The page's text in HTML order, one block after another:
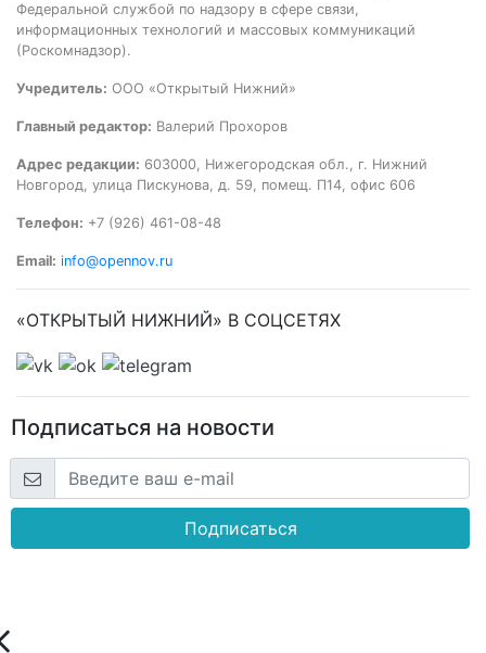
Федеральной службой по надзору в сфере связи,
информационных технологий и массовых коммуникаций
(Роскомнадзор).
Учредитель: ООО «Открытый Нижний»
Главный редактор: Валерий Прохоров
Адрес редакции: 603000, Нижегородская обл., г. Нижний
Новгород, улица Пискунова, д. 59, помещ. П14, офис 606
Телефон: +7 (926) 461-08-48
Email: info@opennov.ru
«ОТКРЫТЫЙ НИЖНИЙ» В СОЦСЕТЯХ
Подписаться на новости
Подписаться